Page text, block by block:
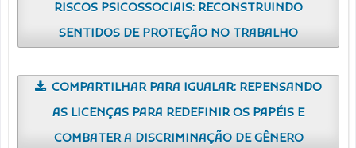
RISCOS PSICOSSOCIAIS: RECONSTRUINDO
SENTIDOS DE PROTEÇÃO NO TRABALHO
COMPARTILHAR PARA IGUALAR: REPENSANDO
AS LICENÇAS PARA REDEFINIR OS PAPÉIS E
COMBATER A DISCRIMINAÇÃO DE GÊNERO